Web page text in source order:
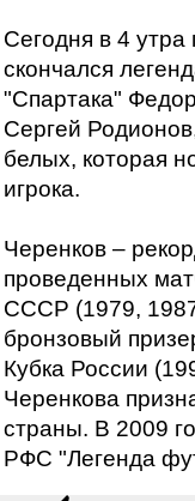
Сегодня в 4 утра
скончался
"Спартака"
Сергей
белых, которая
игрока.
Черенков –
проведенных
СССР (1979,
бронзовый
Кубка России
Черенкова
страны. В 2009
РФС "Легенда